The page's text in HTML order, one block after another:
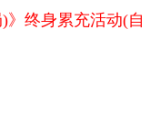
》终身累充活动(自